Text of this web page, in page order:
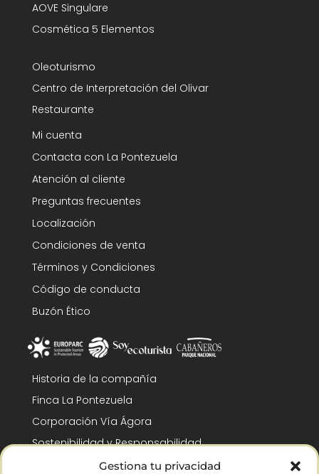
Gestiona tu privacidad
AOVE Singulare
Cosmética 5 Elementos
Oleoturismo
Centro de Interpretación del Olivar
Restaurante
Mi cuenta
Contacta con La Pontezuela
Atención al cliente
Preguntas frecuentes
Localización
Condiciones de venta
Términos y Condiciones
Código de conducta
Buzón Ético
Historia de la compañía
Finca La Pontezuela
Corporación Vía Ágora
Sostenibilidad y Responsabilidad
RSC y Fundación Gómez-Pintado